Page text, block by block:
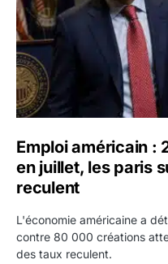
Emploi américain :
en juillet, les paris
reculent
L'économie américaine a
contre 80 000 créations
des taux reculent.